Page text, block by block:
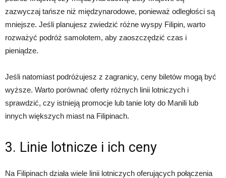
zazwyczaj tańsze niż międzynarodowe, ponieważ odległości są
mniejsze. Jeśli planujesz zwiedzić różne wyspy Filipin, warto
rozważyć podróż samolotem, aby zaoszczędzić czas i
pieniądze.
Jeśli natomiast podróżujesz z zagranicy, ceny biletów mogą być
wyższe. Warto porównać oferty różnych linii lotniczych i
sprawdzić, czy istnieją promocje lub tanie loty do Manili lub
innych większych miast na Filipinach.
3. Linie lotnicze i ich ceny
Na Filipinach działa wiele linii lotniczych oferujących połączenia